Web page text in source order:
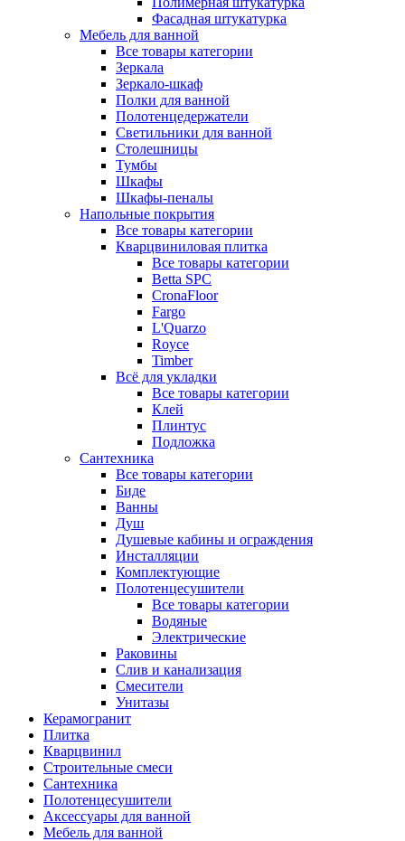
Фасадная штукатурка
Мебель для ванной
Все товары категории
Зеркала
Зеркало-шкаф
Полки для ванной
Полотенцедержатели
Светильники для ванной
Столешницы
Тумбы
Шкафы
Шкафы-пеналы
Напольные покрытия
Все товары категории
Кварцвиниловая плитка
Все товары категории
Betta SPC
CronaFloor
Fargo
L'Quarzo
Royce
Timber
Всё для укладки
Все товары категории
Клей
Плинтус
Подложка
Сантехника
Все товары категории
Биде
Ванны
Душ
Душевые кабины и ограждения
Инсталляции
Комплектующие
Полотенцесушители
Все товары категории
Водяные
Электрические
Раковины
Слив и канализация
Смесители
Унитазы
Керамогранит
Плитка
Кварцвинил
Строительные смеси
Сантехника
Полотенцесушители
Аксессуары для ванной
Мебель для ванной